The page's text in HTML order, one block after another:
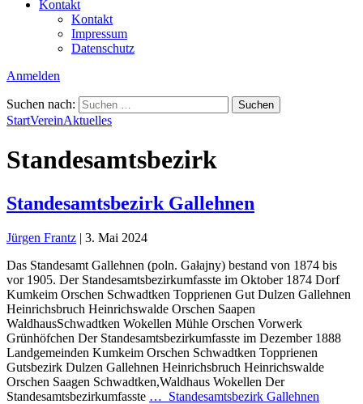
Kontakt
Kontakt
Impressum
Datenschutz
Anmelden
Suchen nach:
StartVereinAktuelles
Standesamtsbezirk
Standesamtsbezirk Gallehnen
Jürgen Frantz | 3. Mai 2024
Das Standesamt Gallehnen (poln. Gałajny) bestand von 1874 bis
vor 1905. Der Standesamtsbezirkumfasste im Oktober 1874 Dorf
Kumkeim Orschen Schwadtken Topprienen Gut Dulzen Gallehnen
Heinrichsbruch Heinrichswalde Orschen Saapen
WaldhausSchwadtken Wokellen Mühle Orschen Vorwerk
Grünhöfchen Der Standesamtsbezirkumfasste im Dezember 1888
Landgemeinden Kumkeim Orschen Schwadtken Topprienen
Gutsbezirk Dulzen Gallehnen Heinrichsbruch Heinrichswalde
Orschen Saagen Schwadtken,Waldhaus Wokellen Der
Standesamtsbezirkumfasste … Standesamtsbezirk Gallehnen